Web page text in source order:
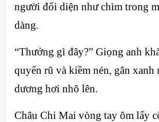
người đối diện như chìm trong
dàng.
“Thưởng gì đây?” Giọng anh
quyến rũ và kiềm nén, gân xanh
dương hơi nhô lên.
Châu Chi Mai vòng tay ôm lấy